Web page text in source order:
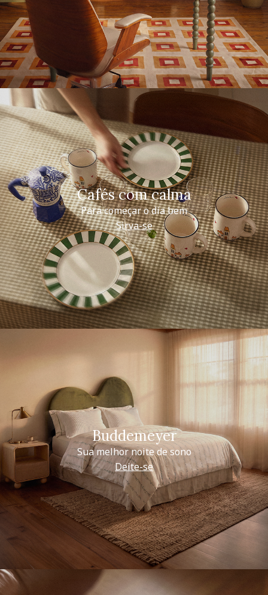
Cafés com calma
Para começar o dia bem
Sirva-se
Buddemeyer
Sua melhor noite de sono
Deite-se